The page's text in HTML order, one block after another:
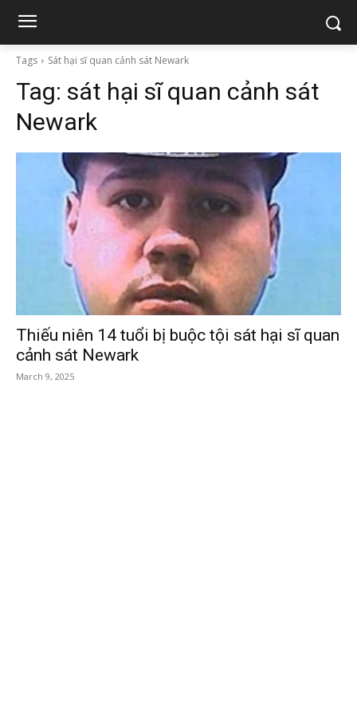
Tags Sát hại sĩ quan cảnh sát Newark
Tag: sát hại sĩ quan cảnh sát
Newark
Thiếu niên 14 tuổi bị buộc tội sát hại sĩ quan
cảnh sát Newark
March 9, 2025